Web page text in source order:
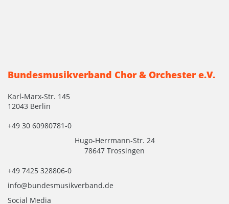
Bundesmusikverband Chor & Orchester e.V.
Karl-Marx-Str. 145
12043 Berlin
+49 30 60980781-0
Hugo-Herrmann-Str. 24
78647 Trossingen
+49 7425 328806-0
info@bundesmusikverband.de
Social Media